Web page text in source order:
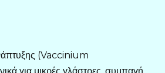
(Vaccinium